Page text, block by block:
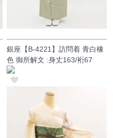
銀座【B-4221】訪問着 青白橡
色 御所解文 :身丈163/裄67